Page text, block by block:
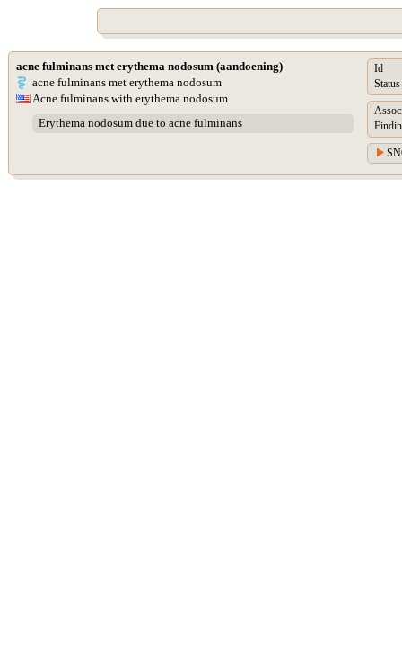
acne fulminans met erythema nodosum (aandoening)
acne fulminans met erythema nodosum
Acne fulminans with erythema nodosum
Erythema nodosum due to acne fulminans
Id
Status